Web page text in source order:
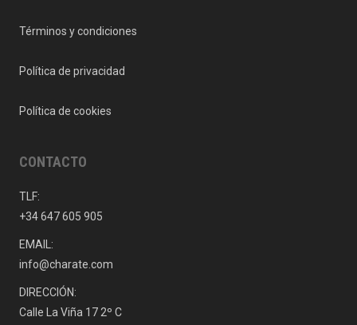
Términos y condiciones
Política de privacidad
Política de cookies
CONTACTO
TLF:
+34 647 605 905
EMAIL:
info@charate.com
DIRECCIÓN:
Calle La Viña 17 2º C